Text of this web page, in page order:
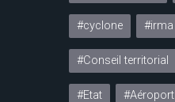
#cyclone #irma
#Conseil territorial
#Etat #Aéroport